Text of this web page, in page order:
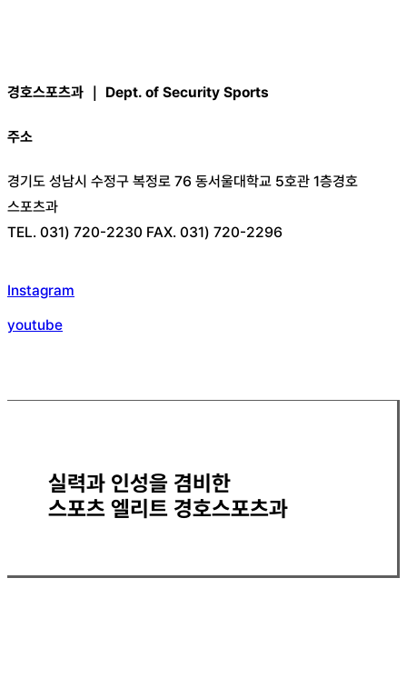
경호스포츠과 ｜ Dept. of Security Sports
주소
경기도 성남시 수정구 복정로 76 동서울대학교 5호관 1층경호
스포츠과
TEL. 031) 720-2230 FAX. 031) 720-2296
Instagram
youtube
실력과 인성을 겸비한
스포츠 엘리트 경호스포츠과